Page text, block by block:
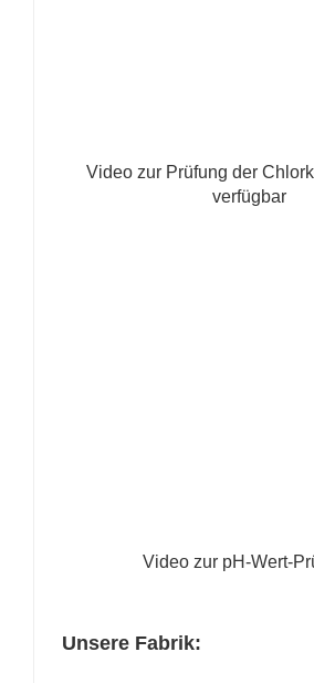
Video zur Prüfung der
verfügbar
Video zur pH-Wert-
Unsere Fabrik: